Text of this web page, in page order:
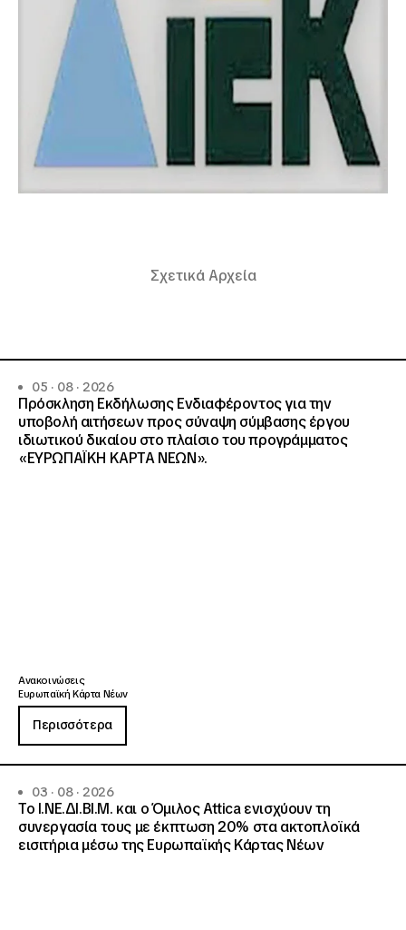
Σχετικά Αρχεία
05 · 08 · 2026
Πρόσκληση Εκδήλωσης Ενδιαφέροντος για την
υποβολή αιτήσεων προς σύναψη σύμβασης έργου
ιδιωτικού δικαίου στο πλαίσιο του προγράμματος
«ΕΥΡΩΠΑΪΚΗ ΚΑΡΤΑ ΝΕΩΝ».
Ανακοινώσεις
Ευρωπαϊκή Κάρτα Νέων
Περισσότερα
03 · 08 · 2026
Το Ι.ΝΕ.ΔΙ.ΒΙ.Μ. και o Όμιλος Attica ενισχύουν τη
συνεργασία τους με έκπτωση 20% στα ακτοπλοϊκά
εισιτήρια μέσω της Ευρωπαϊκής Κάρτας Νέων